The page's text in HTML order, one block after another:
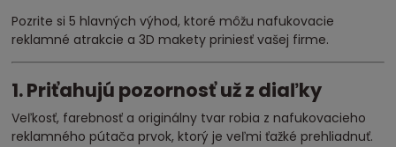
Pozrite si 5 hlavných výhod, ktoré môžu nafukovacie
reklamné atrakcie a 3D makety priniesť vašej firme.
1. Priťahujú pozornosť už z diaľky
Veľkosť, farebnosť a originálny tvar robia z nafukovacieho
reklamného pútača prvok, ktorý je veľmi ťažké prehliadnuť.